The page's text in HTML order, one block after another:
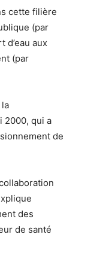
cette filière
(par
d’eau aux
(par
2000, qui a
de
des
de santé